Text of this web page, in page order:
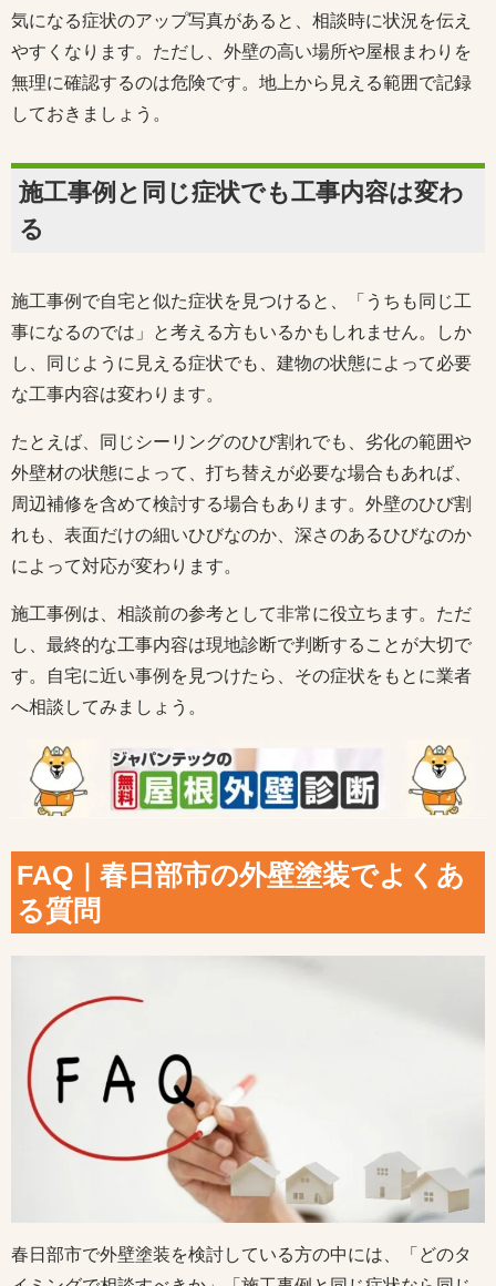
気になる症状のアップ写真があると、相談時に状況を伝え
やすくなります。ただし、外壁の高い場所や屋根まわりを
無理に確認するのは危険です。地上から見える範囲で記録
しておきましょう。
施工事例と同じ症状でも工事内容は変わ
る
施工事例で自宅と似た症状を見つけると、「うちも同じ工
事になるのでは」と考える方もいるかもしれません。しか
し、同じように見える症状でも、建物の状態によって必要
な工事内容は変わります。
たとえば、同じシーリングのひび割れでも、劣化の範囲や
外壁材の状態によって、打ち替えが必要な場合もあれば、
周辺補修を含めて検討する場合もあります。外壁のひび割
れも、表面だけの細いひびなのか、深さのあるひびなのか
によって対応が変わります。
施工事例は、相談前の参考として非常に役立ちます。ただ
し、最終的な工事内容は現地診断で判断することが大切で
す。自宅に近い事例を見つけたら、その症状をもとに業者
へ相談してみましょう。
FAQ｜春日部市の外壁塗装でよくあ
る質問
春日部市で外壁塗装を検討している方の中には、「どのタ